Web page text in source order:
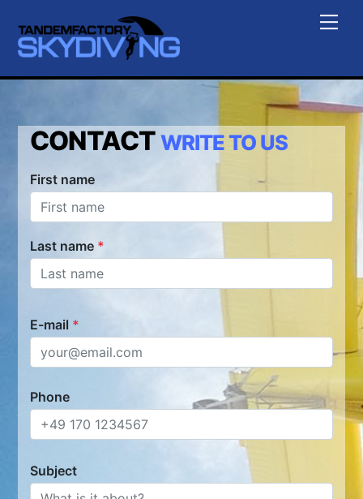
content
CONTACTWRITE TO US
First name
Last name *
E-mail *
Phone
Subject